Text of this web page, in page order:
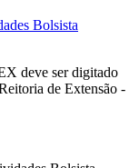
Bolsista
deve ser digitado
de Extensão -